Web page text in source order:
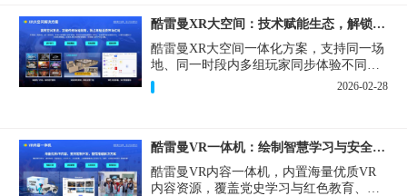
酷雷曼XR大空间：技术赋能生态，解锁空间无限可能
酷雷曼XR大空间一体化方案，支持同一场
地、同一时段内多组玩家同步体验不同XR
内容，突破场地限制，降低运营门槛，广
受青睐的XR大空间项目，抢赢年轻化消费
2026-02-28
酷雷曼VR一体机：绘制智慧学习与安全生产新蓝图
酷雷曼VR内容一体机，内置海量优质VR
内容资源，覆盖党史学习与红色教育、消